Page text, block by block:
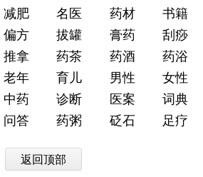
减肥 名医 药材
书籍
偏方 拔罐 膏药
刮痧
推拿 药茶 药酒
药浴
老年 育儿 男性
女性
中药 诊断 医案
词典
问答 药粥 砭石 足疗
返回顶部